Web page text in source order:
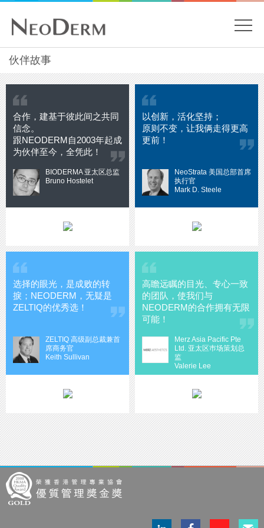
開
關
目
容
伙伴故事
合作，建基于彼此间之共同
信念。
跟NEODERM自2003年起成
为伙伴至今，全凭此！
BIODERMA 亚太区总监
Bruno Hostelet
以创新，活化坚持；
原则不变，让我俩走得更高
更前！
NeoStrata 美国总部首席
执行官
Mark D. Steele
选择的眼光，是成败的转
捩；NEODERM，无疑是
ZELTIQ的优秀选！
ZELTIQ 高级副总裁兼首
席商务官
Keith Sullivan
高瞻远瞩的目光、专心一致
的团队，使我们与
NEODERM的合作拥有无限
可能！
Merz Asia Pacific Pte
Ltd. 亚太区巿场策划总
监
Valerie Lee
LinkedIn FacebookInstagram
電